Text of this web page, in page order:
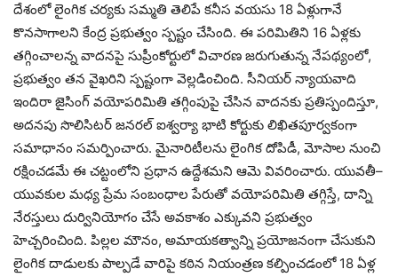
దేశంలో లైంగిక చర్యకు సమ్మతి తెలిపే కనీస వయసు 18 ఏళ్లుగానే
కొనసాగాలని కేంద్ర ప్రభుత్వం స్పష్టం చేసింది. ఈ పరిమితిని 16 ఏళ్లకు
తగ్గించాలన్న వాదనపై సుప్రీంకోర్టులో విచారణ జరుగుతున్న నేపథ్యంలో,
ప్రభుత్వం తన వైఖరిని స్పష్టంగా వెల్లడించింది. సీనియర్‌ న్యాయవాది
ఇందిరా జైసింగ్‌ వయోపరిమితి తగ్గింపుపై చేసిన వాదనకు ప్రతిస్పందిస్తూ,
అదనపు సొలిసిటర్‌ జనరల్‌ ఐశ్వర్యా భాటి కోర్టుకు లిఖితపూర్వకంగా
సమాధానం సమర్పించారు. మైనారిటీలను లైంగిక దోపిడీ, మోసాల నుంచి
రక్షించడమే ఈ చట్టంలోని ప్రధాన ఉద్దేశమని ఆమె వివరించారు. యువతీ–
యువకుల మధ్య ప్రేమ సంబంధాల పేరుతో వయోపరిమితి తగ్గిస్తే, దాన్ని
నేరస్తులు దుర్వినియోగం చేసే అవకాశం ఎక్కువని ప్రభుత్వం
హెచ్చరించింది. పిల్లల మౌనం, అమాయకత్వాన్ని ప్రయోజనంగా చేసుకుని
లైంగిక దాడులకు పాల్పడే వారిపై కఠిన నియంత్రణ కల్పించడంలో 18 ఏళ్ల